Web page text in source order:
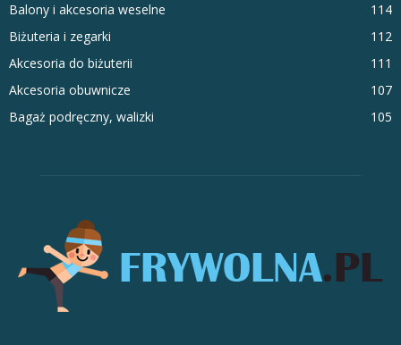
Balony i akcesoria weselne
114
Biżuteria i zegarki
112
Akcesoria do biżuterii
111
Akcesoria obuwnicze
107
Bagaż podręczny, walizki
105